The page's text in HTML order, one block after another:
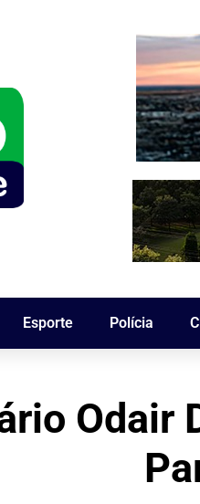
Esporte Polícia
Odair